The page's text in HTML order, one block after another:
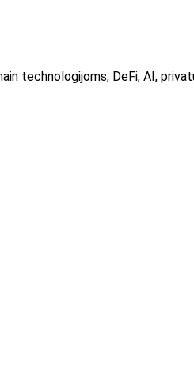
technologijoms, DeFi, AI,